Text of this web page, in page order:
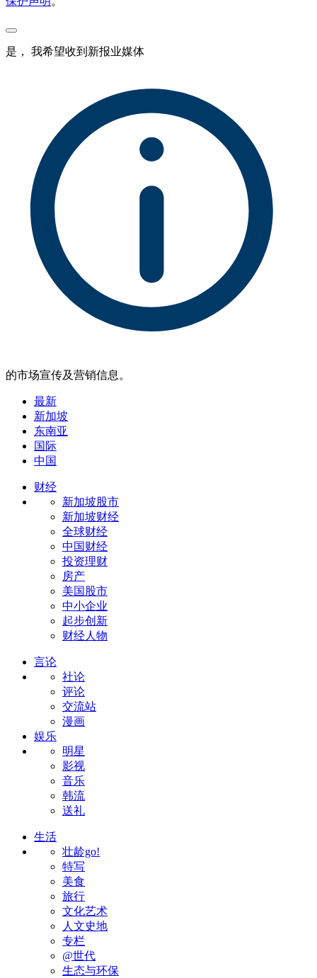
是， 我希望收到新报业媒体
的市场宣传及营销信息。
最新
新加坡
东南亚
国际
中国
财经
新加坡股市
新加坡财经
全球财经
中国财经
投资理财
房产
美国股市
中小企业
起步创新
财经人物
言论
社论
评论
交流站
漫画
娱乐
明星
影视
音乐
韩流
送礼
生活
壮龄go!
特写
美食
旅行
文化艺术
人文史地
专栏
@世代
生态与环保